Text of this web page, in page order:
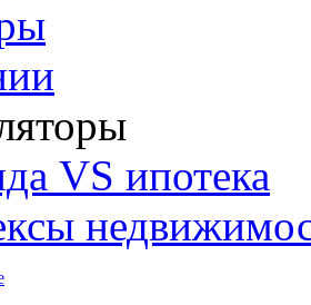
VS ипотека